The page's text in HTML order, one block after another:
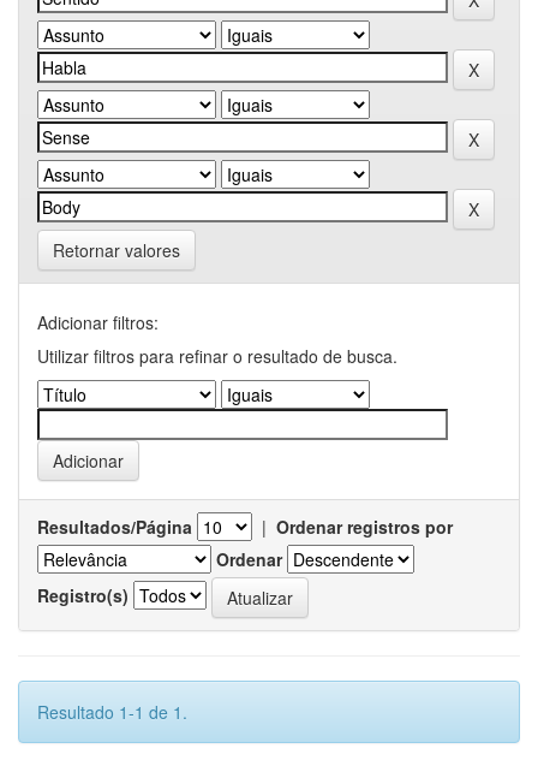
Retornar valores
Adicionar filtros:
Utilizar filtros para refinar o resultado de busca.
Resultados/Página | Ordenar registros por
Ordenar
Registro(s)
Resultado 1-1 de 1.